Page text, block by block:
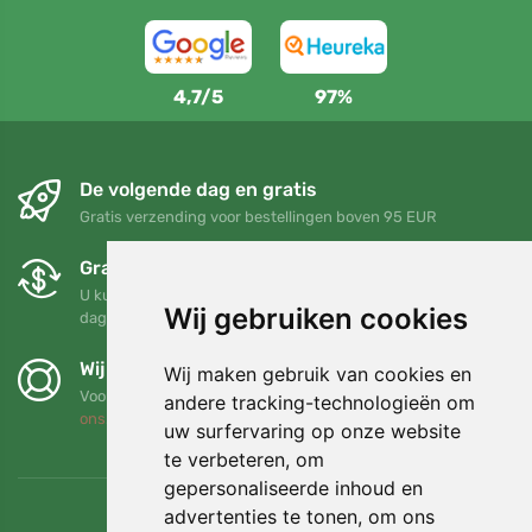
Wij gebruiken cookies
Wij maken gebruik van cookies en
andere tracking-technologieën om
uw surfervaring op onze website
te verbeteren, om
gepersonaliseerde inhoud en
advertenties te tonen, om ons
4,7/5 97%
De volgende dag en gratis
Gratis verzending voor bestellingen boven 95 EUR
Gratis ruilen en retourneren
U kunt uw bestelling op elk gewenst moment binnen 90
dagen retourneren of ruilen
Wij steunen Trees.org
Voor elke bestelling planten we een boom! Lees meer Over
ons